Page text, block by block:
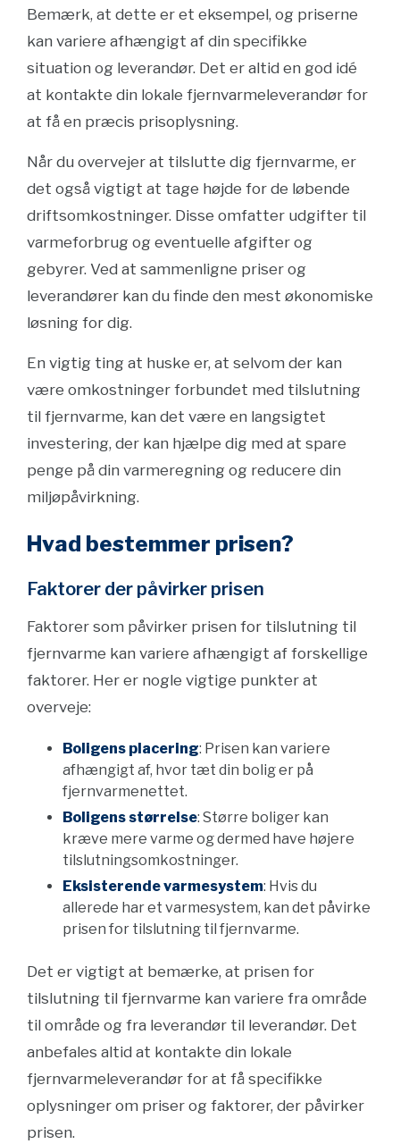
Bemærk, at dette er et eksempel, og priserne
kan variere afhængigt af din specifikke
situation og leverandør. Det er altid en god idé
at kontakte din lokale fjernvarmeleverandør for
at få en præcis prisoplysning.
Når du overvejer at tilslutte dig fjernvarme, er
det også vigtigt at tage højde for de løbende
driftsomkostninger. Disse omfatter udgifter til
varmeforbrug og eventuelle afgifter og
gebyrer. Ved at sammenligne priser og
leverandører kan du finde den mest økonomiske
løsning for dig.
En vigtig ting at huske er, at selvom der kan
være omkostninger forbundet med tilslutning
til fjernvarme, kan det være en langsigtet
investering, der kan hjælpe dig med at spare
penge på din varmeregning og reducere din
miljøpåvirkning.
Hvad bestemmer prisen?
Faktorer der påvirker prisen
Faktorer som påvirker prisen for tilslutning til
fjernvarme kan variere afhængigt af forskellige
faktorer. Her er nogle vigtige punkter at
overveje:
Boligens placering: Prisen kan variere
afhængigt af, hvor tæt din bolig er på
fjernvarmenettet.
Boligens størrelse: Større boliger kan
kræve mere varme og dermed have højere
tilslutningsomkostninger.
Eksisterende varmesystem: Hvis du
allerede har et varmesystem, kan det påvirke
prisen for tilslutning til fjernvarme.
Det er vigtigt at bemærke, at prisen for
tilslutning til fjernvarme kan variere fra område
til område og fra leverandør til leverandør. Det
anbefales altid at kontakte din lokale
fjernvarmeleverandør for at få specifikke
oplysninger om priser og faktorer, der påvirker
prisen.